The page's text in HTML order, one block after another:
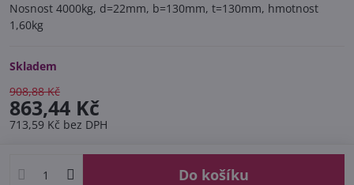
Nosnost 4000kg, d=22mm, b=130mm, t=130mm, hmotnost
1,60kg
Skladem
908,88 Kč
863,44 Kč
713,59 Kč bez DPH
Do košíku